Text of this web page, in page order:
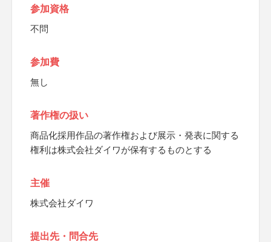
参加資格
不問
参加費
無し
著作権の扱い
商品化採用作品の著作権および展示・発表に関する
権利は株式会社ダイワが保有するものとする
主催
株式会社ダイワ
提出先・問合先